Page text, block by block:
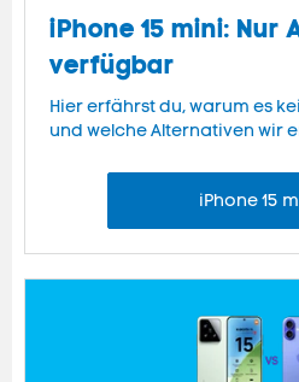
iPhone 15 mini: Nur
verfügbar
Hier erfährst du, warum es
und welche Alternativen wir
iPhone 15